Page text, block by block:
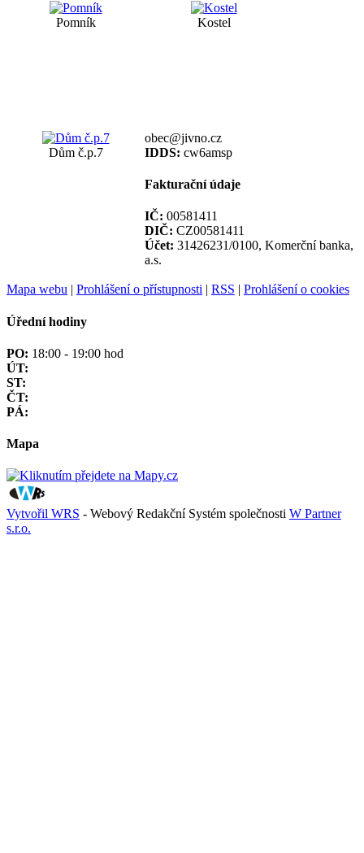
Pomník Kostel
Dům č.p.7
obec@jivno.cz
IDDS: cw6amsp
Fakturační údaje
IČ: 00581411
DIČ: CZ00581411
Účet: 31426231/0100, Komerční banka,
a.s.
Mapa webu | Prohlášení o přístupnosti | RSS | Prohlášení o cookies
Úřední hodiny
PO: 18:00 - 19:00 hod
ÚT:
ST:
ČT:
PÁ:
Mapa
Vytvořil WRS - Webový Redakční Systém společnosti W Partner
s.r.o.